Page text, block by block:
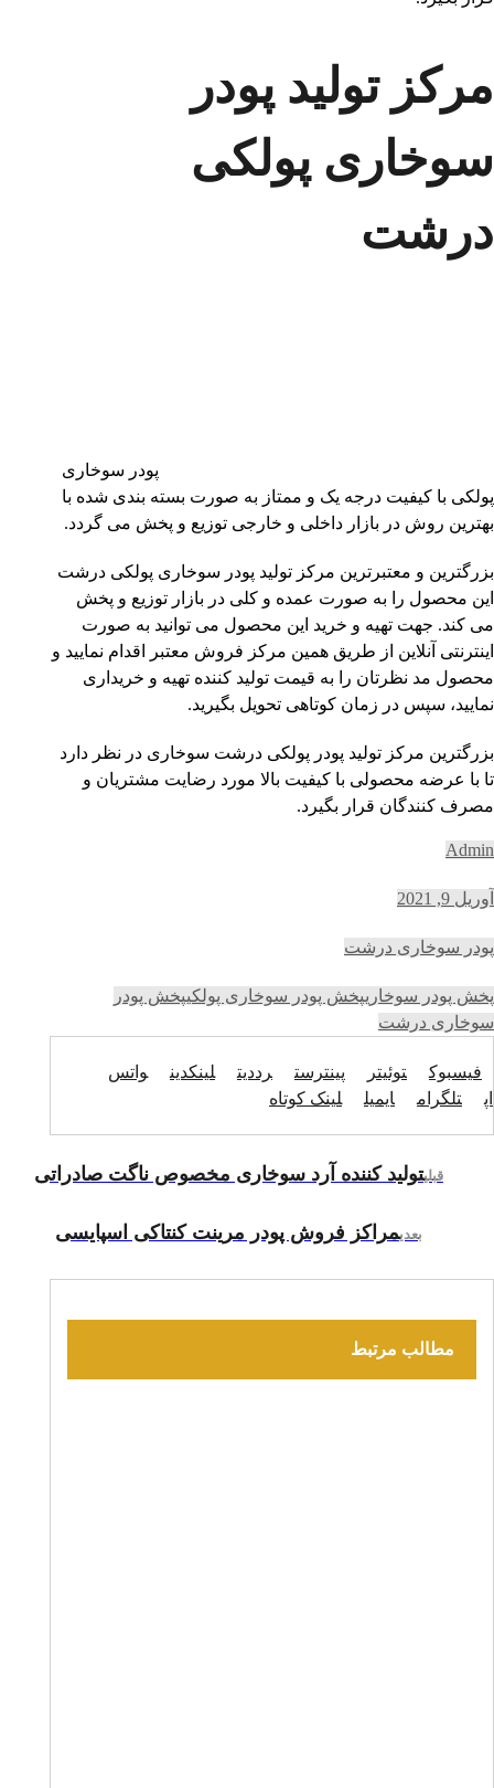
مرکز تولید پودر
سوخاری پولکی
درشت
پودر سوخاری
پولکی با کیفیت درجه یک و ممتاز به صورت بسته بندی شده با
بهترین روش در بازار داخلی و خارجی توزیع و پخش می گردد.
بزرگترین و معتبرترین مرکز تولید پودر سوخاری پولکی درشت
این محصول را به صورت عمده و کلی در بازار توزیع و پخش
می کند. جهت تهیه و خرید این محصول می توانید به صورت
اینترنتی آنلاین از طریق همین مرکز فروش معتبر اقدام نمایید و
محصول مد نظرتان را به قیمت تولید کننده تهیه و خریداری
نمایید، سپس در زمان کوتاهی تحویل بگیرید.
بزرگترین مرکز تولید پودر پولکی درشت سوخاری در نظر دارد
تا با عرضه محصولی با کیفیت بالا مورد رضایت مشتریان و
مصرف کنندگان قرار بگیرد.
Admin
آوریل 9, 2021
پودر سوخاری درشت
پخش پودر سوخاریپخش پودر سوخاری پولکیپخش پودر
سوخاری درشت
فیسبوک توئیتر پینترست رددیت لینکدین
واتس
اپ
تلگرام ایمیل لینک کوتاه
قبلیتولید کننده آرد سوخاری مخصوص ناگت صادراتی
بعدیمراکز فروش پودر مرینت کنتاکی اسپایسی
مطالب مرتبط